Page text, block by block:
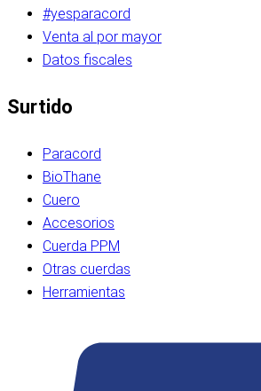
#yesparacord
Venta al por mayor
Datos fiscales
Surtido
Paracord
BioThane
Cuero
Accesorios
Cuerda PPM
Otras cuerdas
Herramientas